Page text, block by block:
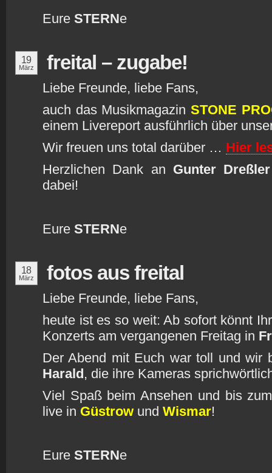
Eure STERNe
19
März freital – zugabe!
Liebe Freunde, liebe Fans,
auch das Musikmagazin STONE
einem Livereport ausführlich über
Wir freuen uns total darüber … Hier
Herzlichen Dank an Gunter Dreßler
dabei!
Eure STERNe
18
März fotos aus freital
Liebe Freunde, liebe Fans,
heute ist es so weit: Ab sofort könnt
Konzerts am vergangenen Freitag in
Der Abend mit Euch war toll und wir
Harald, die ihre Kameras
Viel Spaß beim Ansehen und bis
live in Güstrow und Wismar!
Eure STERNe